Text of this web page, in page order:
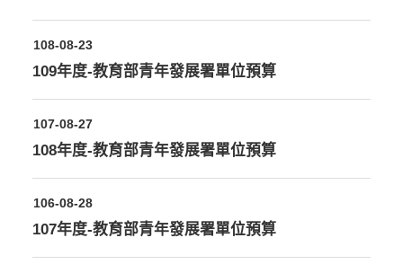
108-08-23
109年度-教育部青年發展署單位預算
107-08-27
108年度-教育部青年發展署單位預算
106-08-28
107年度-教育部青年發展署單位預算